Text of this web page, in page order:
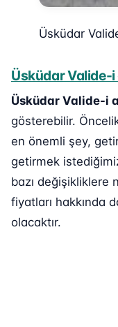
Üsküdar
Üsküdar Valide-i
Üsküdar Valide-i
gösterebilir.
en önemli şey,
getirmek
bazı değişikliklere
fiyatları hakkında
olacaktır.